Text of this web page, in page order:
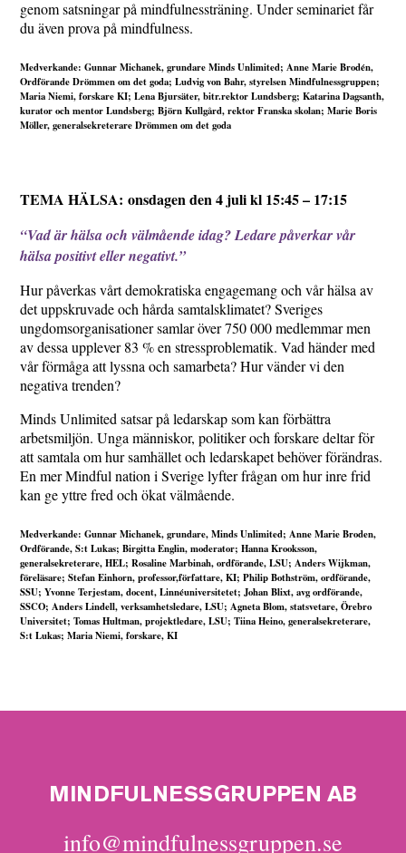
genom satsningar på mindfulnessträning. Under seminariet får
du även prova på mindfulness.
Medverkande: Gunnar Michanek, grundare Minds Unlimited; Anne Marie Brodén,
Ordförande Drömmen om det goda; Ludvig von Bahr, styrelsen Mindfulnessgruppen;
Maria Niemi, forskare KI; Lena Bjursäter, bitr.rektor Lundsberg; Katarina Dagsanth,
kurator och mentor Lundsberg; Björn Kullgård, rektor Franska skolan; Marie Boris
Möller, generalsekreterare Drömmen om det goda
TEMA HÄLSA: onsdagen den 4 juli kl 15:45 – 17:15
“Vad är hälsa och välmående idag? Ledare påverkar vår
hälsa positivt eller negativt.”
Hur påverkas vårt demokratiska engagemang och vår hälsa av
det uppskruvade och hårda samtalsklimatet? Sveriges
ungdomsorganisationer samlar över 750 000 medlemmar men
av dessa upplever 83 % en stressproblematik. Vad händer med
vår förmåga att lyssna och samarbeta? Hur vänder vi den
negativa trenden?
Minds Unlimited satsar på ledarskap som kan förbättra
arbetsmiljön. Unga människor, politiker och forskare deltar för
att samtala om hur samhället och ledarskapet behöver förändras.
En mer Mindful nation i Sverige lyfter frågan om hur inre frid
kan ge yttre fred och ökat välmående.
Medverkande: Gunnar Michanek, grundare, Minds Unlimited; Anne Marie Broden,
Ordförande, S:t Lukas; Birgitta Englin, moderator; Hanna Krooksson,
generalsekreterare, HEL; Rosaline Marbinah, ordförande, LSU; Anders Wijkman,
föreläsare; Stefan Einhorn, professor,författare, KI; Philip Bothström, ordförande,
SSU; Yvonne Terjestam, docent, Linnéuniversitetet; Johan Blixt, avg ordförande,
SSCO; Anders Lindell, verksamhetsledare, LSU; Agneta Blom, statsvetare, Örebro
Universitet; Tomas Hultman, projektledare, LSU; Tiina Heino, generalsekreterare,
S:t Lukas; Maria Niemi, forskare, KI
MINDFULNESSGRUPPEN AB
info@mindfulnessgruppen.se